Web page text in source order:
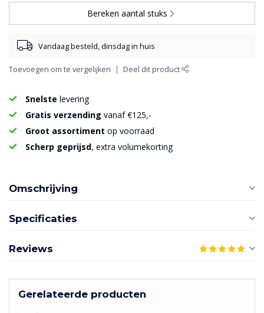
Bereken aantal stuks
Vandaag besteld, dinsdag in huis
Toevoegen om te vergelijken Deel dit product
Snelste levering
Gratis verzending vanaf €125,-
Groot assortiment op voorraad
Scherp geprijsd, extra volumekorting
Omschrijving
Specificaties
Reviews
Gerelateerde producten